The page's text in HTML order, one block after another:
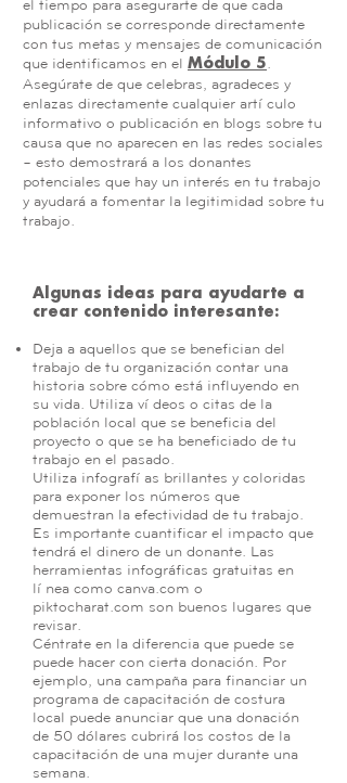
el tiempo para asegurarte de que cada
publicación se corresponde directamente
con tus metas y mensajes de comunicación
que identificamos en el Módulo 5.
Asegúrate de que celebras, agradeces y
enlazas directamente cualquier artículo
informativo o publicación en blogs sobre tu
causa que no aparecen en las redes sociales
– esto demostrará a los donantes
potenciales que hay un interés en tu trabajo
y ayudará a fomentar la legitimidad sobre tu
trabajo.
Algunas ideas para ayudarte a
crear contenido interesante:
Deja a aquellos que se benefician del
trabajo de tu organización contar una
historia sobre cómo está influyendo en
su vida. Utiliza vídeos o citas de la
población local que se beneficia del
proyecto o que se ha beneficiado de tu
trabajo en el pasado.
Utiliza infografías brillantes y coloridas
para exponer los números que
demuestran la efectividad de tu trabajo.
Es importante cuantificar el impacto que
tendrá el dinero de un donante. Las
herramientas infográficas gratuitas en
línea como canva.com o
piktocharat.com son buenos lugares que
revisar.
Céntrate en la diferencia que puede se
puede hacer con cierta donación. Por
ejemplo, una campaña para financiar un
programa de capacitación de costura
local puede anunciar que una donación
de 50 dólares cubrirá los costos de la
capacitación de una mujer durante una
semana.